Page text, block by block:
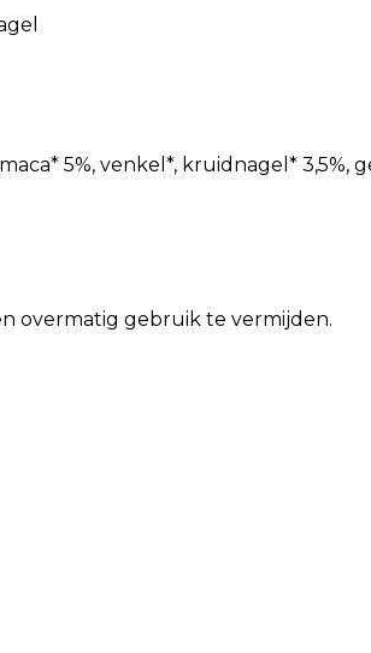
5%, venkel*, kruidnagel* 3,5%,
overmatig gebruik te vermijden.